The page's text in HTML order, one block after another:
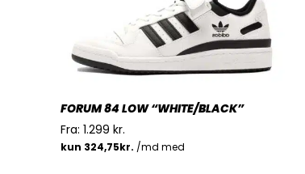
FORUM 84 LOW “WHITE/BLACK”
Fra: 1.299 kr.